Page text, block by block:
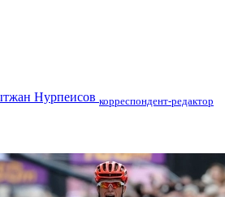
Нурпеисов корреспондент-редактор